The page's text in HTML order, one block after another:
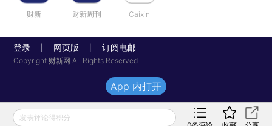
财新 财新周刊 Caixin
登录 网页版 订阅电邮
Copyright 财新网 All Rights Reserved
发表评论得积分
App 内打开